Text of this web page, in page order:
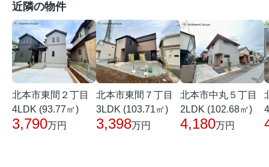
近隣の物件
北本市東間２丁目
4LDK (93.77㎡)
3,790万円
北本市東間７丁目
3LDK (103.71㎡)
3,398万円
北本市中丸５丁目
2LDK (102.68㎡)
4,180万円